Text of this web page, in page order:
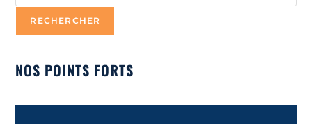
RECHERCHER
NOS POINTS FORTS